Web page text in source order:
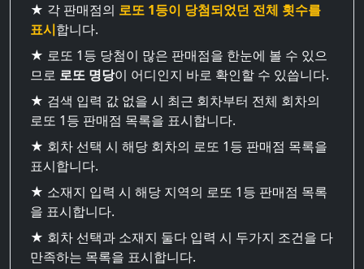
★ 각 판매점의 로또 1등이 당첨되었던 전체 횟수를
표시합니다.
★ 로또 1등 당첨이 많은 판매점을 한눈에 볼 수 있으
므로 로또 명당이 어디인지 바로 확인할 수 있씁니다.
★ 검색 입력 값 없을 시 최근 회차부터 전체 회차의
로또 1등 판매점 목록을 표시합니다.
★ 회차 선택 시 해당 회차의 로또 1등 판매점 목록을
표시합니다.
★ 소재지 입력 시 해당 지역의 로또 1등 판매점 목록
을 표시합니다.
★ 회차 선택과 소재지 둘다 입력 시 두가지 조건을 다
만족하는 목록을 표시합니다.